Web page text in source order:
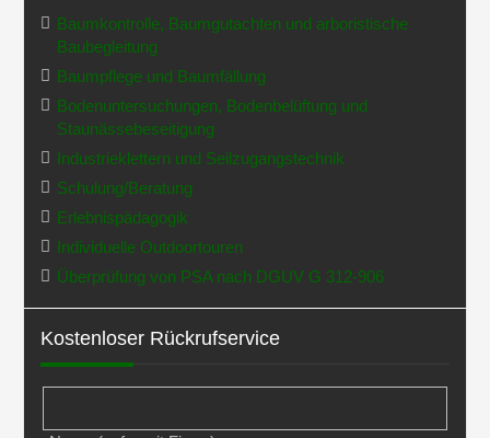
Baumkontrolle, Baumgutachten und arboristische
Baubegleitung
Baumpflege und Baumfällung
Bodenuntersuchungen, Bodenbelüftung und
Staunässebeseitigung
Industrieklettern und Seilzugangstechnik
Schulung/Beratung
Erlebnispädagogik
Individuelle Outdoortouren
Überprüfung von PSA nach DGUV G 312-906
Kostenloser Rückrufservice